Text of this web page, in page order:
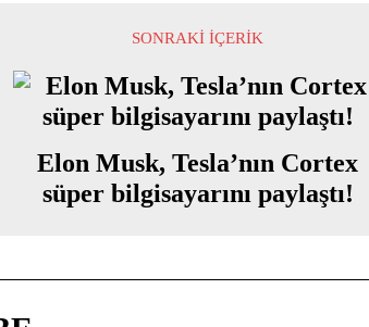
SONRAKI İÇERIK
Elon Musk, Tesla’nın Cortex
süper bilgisayarını paylaştı!